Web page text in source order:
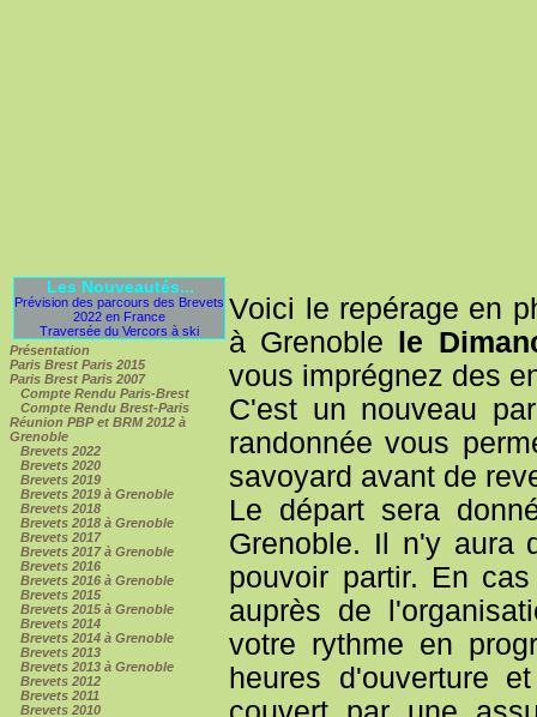
Les Nouveautés...
Prévision des parcours des Brevets
2022 en France
Traversée du Vercors à ski
Présentation
Paris Brest Paris 2015
Paris Brest Paris 2007
Compte Rendu Paris-Brest
Compte Rendu Brest-Paris
Réunion PBP et BRM 2012 à
Grenoble
Brevets 2022
Brevets 2020
Brevets 2019
Brevets 2019 à Grenoble
Brevets 2018
Brevets 2018 à Grenoble
Brevets 2017
Brevets 2017 à Grenoble
Brevets 2016
Brevets 2016 à Grenoble
Brevets 2015
Brevets 2015 à Grenoble
Brevets 2014
Brevets 2014 à Grenoble
Brevets 2013
Brevets 2013 à Grenoble
Brevets 2012
Brevets 2011
Brevets 2010
Voici le repérage en
à Grenoble le
vous imprégnez des
C'est un nouveau
randonnée vous
savoyard avant de
Le départ sera
Grenoble. Il n'y aura
pouvoir partir. En
auprès de
votre rythme en
heures d'ouverture